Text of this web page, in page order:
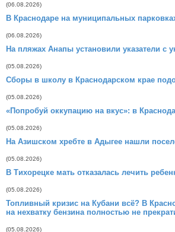
(06.08.2026)
В Краснодаре на муниципальных
(06.08.2026)
На пляжах Анапы установили указатели с
(05.08.2026)
Сборы в школу в Краснодарском крае
(05.08.2026)
«Попробуй оккупацию на вкус»: в
(05.08.2026)
На Азишском хребте в Адыгее нашли
(05.08.2026)
В Тихорецке мать отказалась лечить
(05.08.2026)
Топливный кризис на Кубани всё? В
на нехватку бензина полностью не
(05.08.2026)